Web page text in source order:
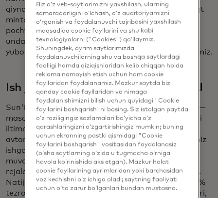
qiynalyaptimi? Biz xodimlarni qabul qiluvchining vaqt
mintaqasiga yaxshiroq moslashish uchun elektron
pochta xabarini rejalashtirishni ko'rib chiqishga
undashga yordam beradigan avtomatik turtki
yuborish uchun sun'iy intellektdan foydalanmoqdamiz.
Ish jarayonida yordamchi sifatida AI
Sun'iy intellekt kundalik ish jarayoniga kiritilmoqda —
masalan, menejerni jamoa a'zosining ta'til haqidagi
iltimosini tasdiqlashga undash. Bizning
avtomatlashtirilgan suhbatni rejalashtirish vositamiz
ishga yollash menejerlari bilan suhbatlarni
muvofiqlashtirish va kerak bo'lganda qayta
rejalashtirish uchun sun'iy intellektdan foydalanadi.
Natijada, nomzodlar endi suhbatlarining deyarli 90%
tezroq rejalashtirilishini ko'rishadi - bundan tashqari,
Biz o‘z veb-saytlarimizni yaxshilash, ularning
samaradorligini o‘lchash, o‘z auditoriyamizni
o‘rganish va foydalanuvchi tajribasini yaxshilash
maqsadida cookie fayllarini va shu kabi
texnologiyalarni ("Cookies") qo‘llaymiz.
Shuningdek, ayrim saytlarimizda
foydalanuvchilarning shu va boshqa saytlardagi
faolligi hamda qiziqishlaridan kelib chiqqan holda
reklama namoyish etish uchun ham cookie
fayllaridan foydalanamiz. Mazkur saytda biz
qanday cookie fayllaridan va nimaga
foydalanishimizni bilish uchun quyidagi "Cookie
fayllarini boshqarish"ni bosing. Siz istalgan paytda
o‘z roziligingiz sozlamalari bo‘yicha o‘z
qarashlaringizni o‘zgartirishingiz mumkin; buning
uchun ekranning pastki qismidagi "Cookie
fayllarini boshqarish" vositasidan foydalanasiz
(o‘sha saytlarning o‘zida u tugmacha o‘rniga
havola ko‘rinishida aks etgan). Mazkur holat
cookie fayllarining ayrimlaridan yoki barchasidan
voz kechishni o‘z ichiga oladi; saytning faoliyati
uchun o‘ta zarur bo‘lganlari bundan mustasno.